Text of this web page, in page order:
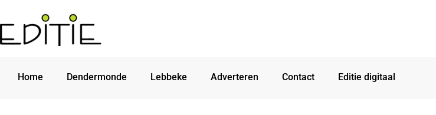
Home Dendermonde Lebbeke Adverteren Contact Editie digitaal